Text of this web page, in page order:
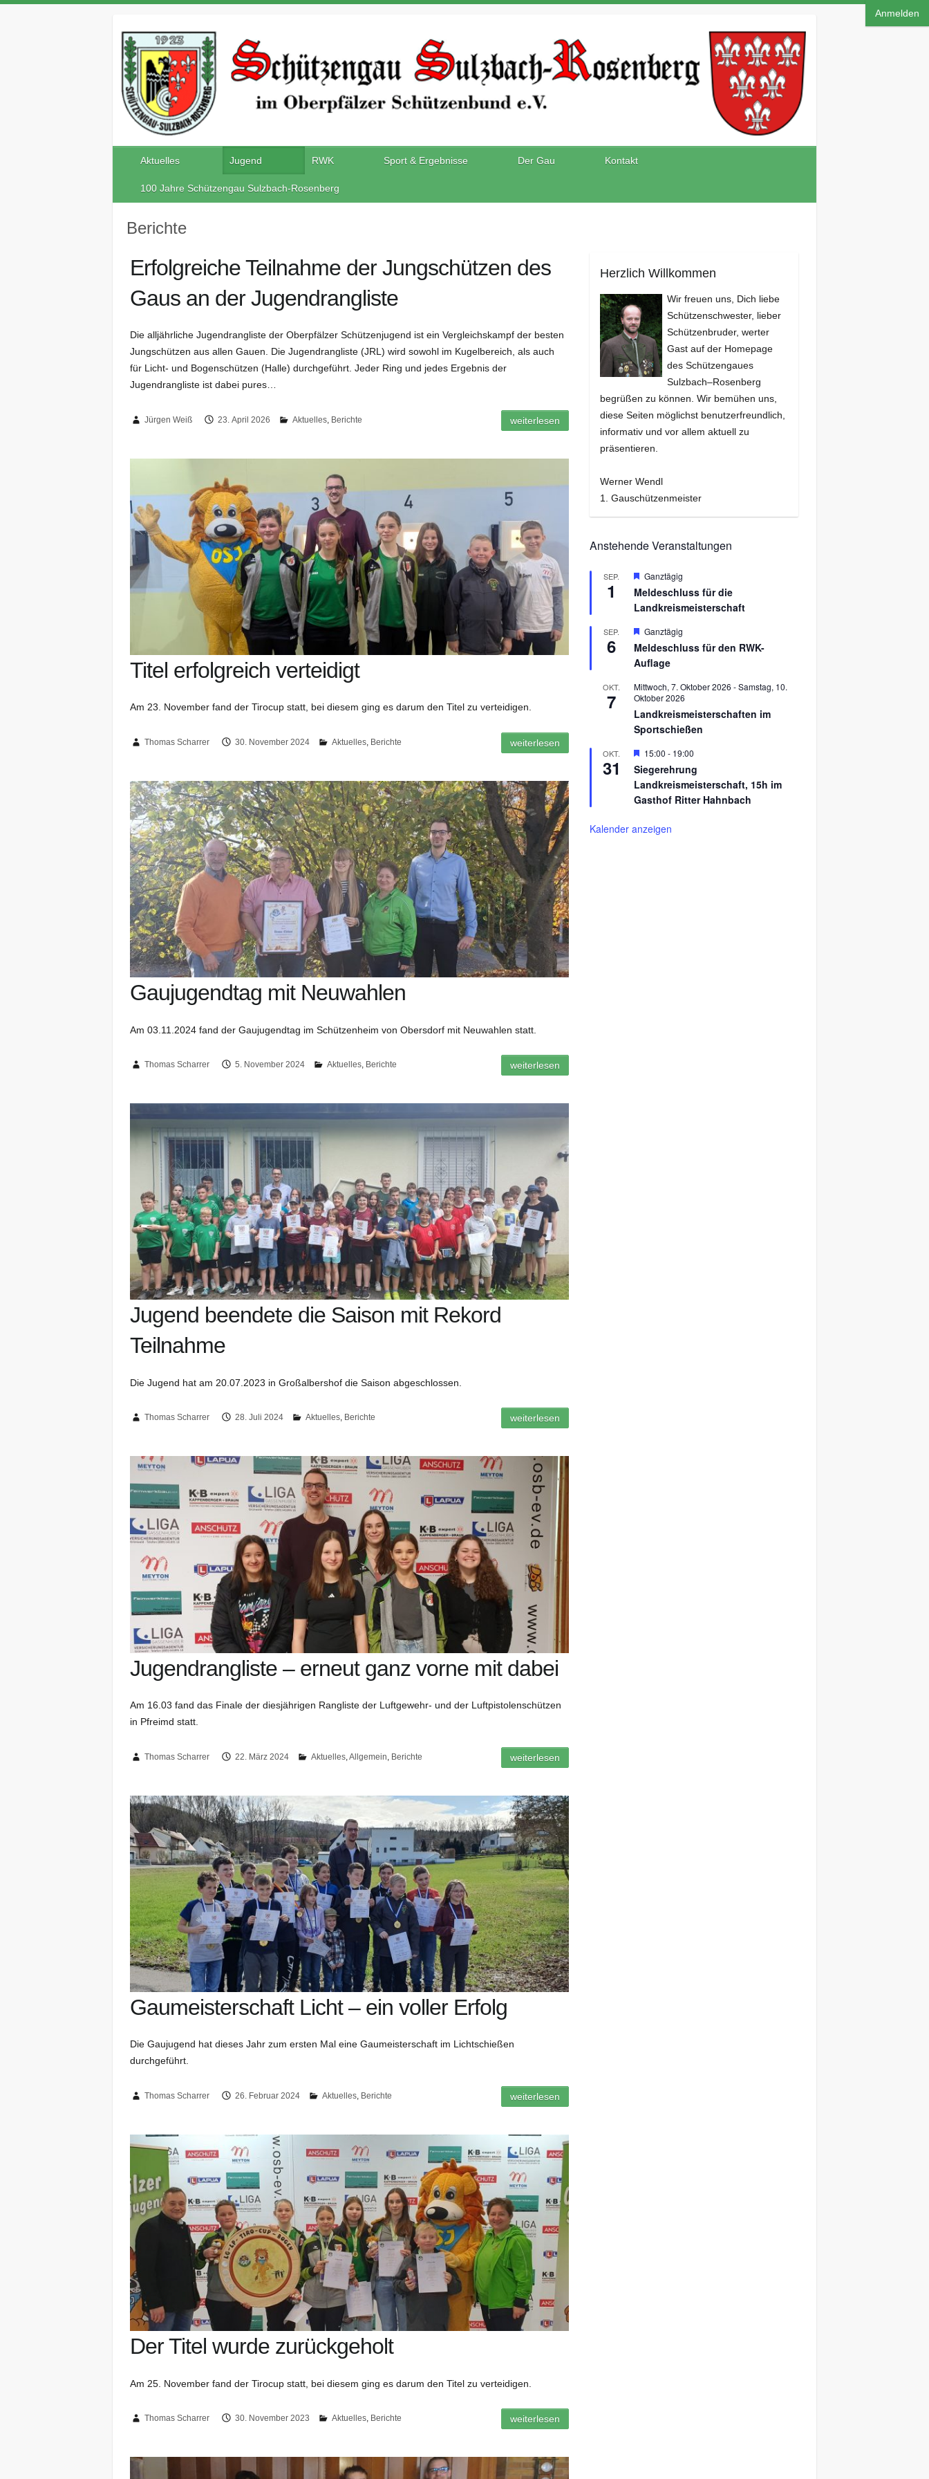
Anmelden
Aktuelles Jugend RWK Sport & Ergebnisse Der Gau Kontakt
100 Jahre Schützengau Sulzbach-Rosenberg
Berichte
Erfolgreiche Teilnahme der Jungschützen des
Gaus an der Jugendrangliste
Die alljährliche Jugendrangliste der Oberpfälzer Schützenjugend ist ein Vergleichskampf der besten
Jungschützen aus allen Gauen. Die Jugendrangliste (JRL) wird sowohl im Kugelbereich, als auch
für Licht- und Bogenschützen (Halle) durchgeführt. Jeder Ring und jedes Ergebnis der
Jugendrangliste ist dabei pures…
Jürgen Weiß 23. April 2026 Aktuelles Berichte weiterlesen
Titel erfolgreich verteidigt
Am 23. November fand der Tirocup statt, bei diesem ging es darum den Titel zu verteidigen.
Thomas Scharrer 30. November 2024 Aktuelles, Berichte weiterlesen
Gaujugendtag mit Neuwahlen
Am 03.11.2024 fand der Gaujugendtag im Schützenheim von Obersdorf mit Neuwahlen statt.
Thomas Scharrer 5. November 2024 Aktuelles, Berichte weiterlesen
Jugend beendete die Saison mit Rekord
Teilnahme
Die Jugend hat am 20.07.2023 in Großalbershof die Saison abgeschlossen.
Thomas Scharrer 28. Juli 2024 Aktuelles, Berichte weiterlesen
Jugendrangliste – erneut ganz vorne mit dabei
Am 16.03 fand das Finale der diesjährigen Rangliste der Luftgewehr- und der Luftpistolenschützen
in Pfreimd statt.
Thomas Scharrer 22. März 2024 Aktuelles ,Allgemein Berichte weiterlesen
Gaumeisterschaft Licht – ein voller Erfolg
Die Gaujugend hat dieses Jahr zum ersten Mal eine Gaumeisterschaft im Lichtschießen
durchgeführt.
Thomas Scharrer 26. Februar 2024 Aktuelles, Berichte weiterlesen
Der Titel wurde zurückgeholt
Am 25. November fand der Tirocup statt, bei diesem ging es darum den Titel zu verteidigen.
Thomas Scharrer 30. November 2023 Aktuelles, Berichte weiterlesen
Herzlich Willkommen
Wir freuen uns, Dich liebe
Schützenschwester, lieber
Schützenbruder, werter
Gast auf der Homepage
des Schützengaues
Sulzbach–Rosenberg
begrüßen zu können. Wir bemühen uns,
diese Seiten möglichst benutzerfreundlich,
informativ und vor allem aktuell zu
präsentieren.
Werner Wendl
1. Gauschützenmeister
Anstehende Veranstaltungen
SEP.
1
H
r
v
r
e
h
b
e
Ganztägig
Meldeschluss für die
Landkreismeisterschaft
SEP.
6
H
r
v
r
g
h
o
e
Ganztägig
Meldeschluss für den RWK-
Auflage
OKT.
7
Mittwoch, 7. Oktober 2026 -Samstag, 10.
Oktober 2026
Landkreismeisterschaften im
Sportschießen
OKT.
31
H
r
v
o
r
e
15:00 - 19:00
Siegerehrung
Landkreismeisterschaft, 15h im
Gasthof Ritter Hahnbach
Kalender anzeigen